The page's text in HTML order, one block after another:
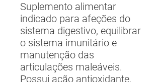
Suplemento alimentar
indicado para afeções do
sistema digestivo, equilibrar
o sistema imunitário e
manutenção das
articulações maleáveis.
Possui ação antioxidante.